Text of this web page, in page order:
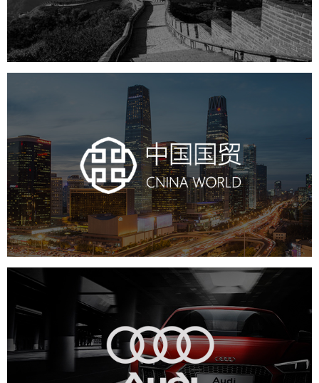
旅游休闲 电商网站 网站建设
中国国贸
房地产 商业地产 地产网站建设
地产网站设计
网站建设
电商网站
一汽奥迪